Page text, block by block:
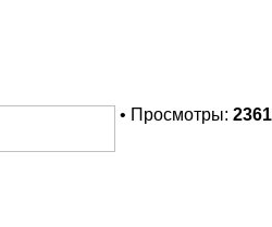
• Просмотры: 2361